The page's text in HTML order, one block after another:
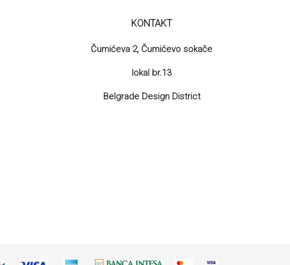
KONTAKT
Čumićeva 2, Čumićevo sokače
lokal br.13
Belgrade Design District